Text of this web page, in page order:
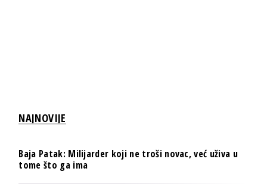
NAJNOVIJE
Baja Patak: Milijarder koji ne troši novac, već uživa u
tome što ga ima